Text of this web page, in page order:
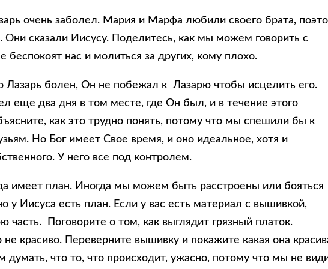
очень заболел. Мария и Марфа любили своего брата,
Они сказали Иисусу. Поделитесь, как мы можем говорить с
беспокоят нас и молиться за других, кому плохо.
Лазарь болен, Он не побежал к Лазарю чтобы исцелить его.
еще два дня в том месте, где Он был, и в течение этого
как это трудно понять, потому что мы спешили бы к
Но Бог имеет Свое время, и оно идеальное, хотя и
У него все под контролем.
имеет план. Иногда мы можем быть расстроены или бояться
у Иисуса есть план. Если у вас есть материал с вышивкой,
часть. Поговорите о том, как выглядит грязный платок.
не красиво. Переверните вышивку и покажите какая она
что то, что происходит, ужасно, потому что мы не